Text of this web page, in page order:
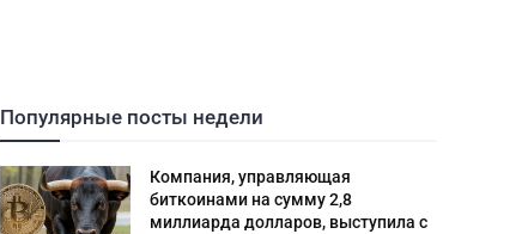
Популярные посты недели
Компания, управляющая
биткоинами на сумму 2,8
миллиарда долларов, выступила с